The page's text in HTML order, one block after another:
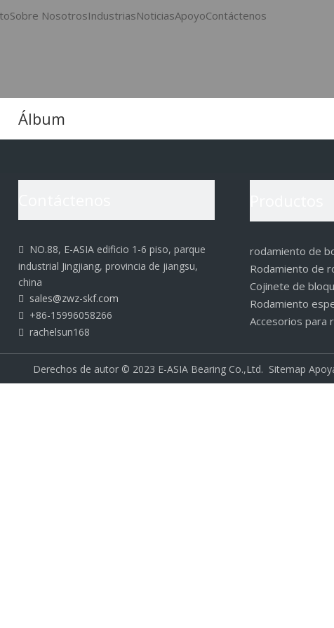
Sobre NosotrosIndustriasNoticiasApoyoContáctenos
Álbum

NO.88, E-ASIA edificio 1-6 piso, parque
industrial Jingjiang, provincia de jiangsu,
china
 sales@zwz-skf.com
 +86-15996058266
 rachelsun168
rodamiento de
Rodamiento de
Cojinete de
Rodamiento
Accesorios para
Derechos de autor © 2023 E-ASIA Bearing Co.,Ltd. Sitemap